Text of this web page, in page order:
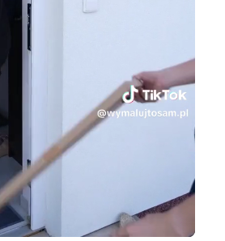
Loaded
100.00%